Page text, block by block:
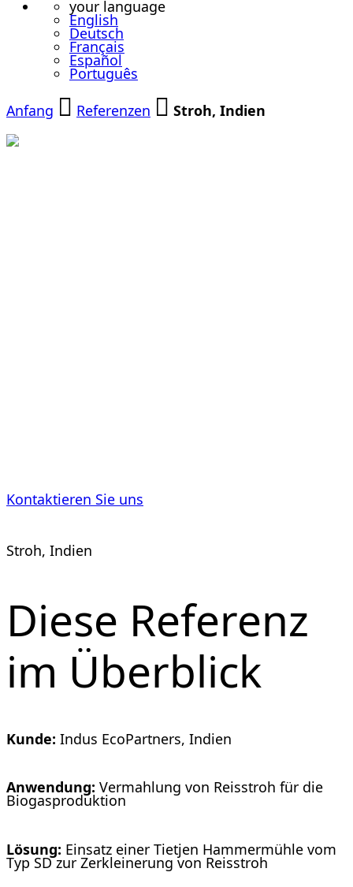
your language
English
Deutsch
Français
Español
Português
Anfang
Referenzen Stroh, Indien
Kontaktieren Sie uns
Stroh, Indien
Diese Referenz
im Überblick
Kunde: Indus EcoPartners, Indien
Anwendung: Vermahlung von Reisstroh für die
Biogasproduktion
Lösung: Einsatz einer Tietjen Hammermühle vom
Typ SD zur Zerkleinerung von Reisstroh